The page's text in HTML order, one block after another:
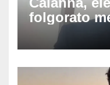
folgorato
luminarie
Fabio